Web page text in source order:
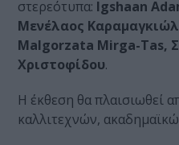
στερεότυπα: Igshaan
Μενέλαος
Malgorzata Mirga-Tas,
Χριστοφίδου.
Η έκθεση θα πλαισιωθεί
καλλιτεχνών,